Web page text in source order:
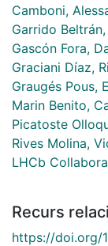
Camboni,
Garrido
Gascón Fora,
Graciani Díaz,
Graugés Pous,
Marin Benito,
Picatoste
Rives Molina,
LHCb
Recurs
https://doi.org/